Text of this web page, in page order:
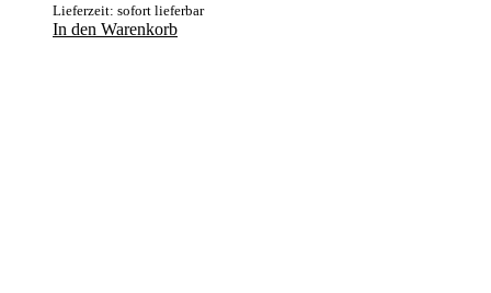
Lieferzeit: sofort lieferbar
In den Warenkorb